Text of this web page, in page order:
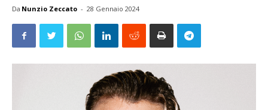
Da Nunzio Zeccato - 28 Gennaio 2024